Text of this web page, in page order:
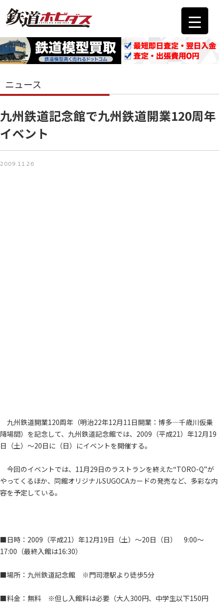
ニュース
九州鉄道記念館で九州鉄道開業120周年
イベント
2009.11.26
九州鉄道開業120周年（明治22年12月11日開業：博多―千歳川仮乗
降場間）を記念して、九州鉄道記念館では、2009（平成21）年12月19
日（土）～20日に（日）にイベントを開催する。
今回のイベントでは、11月29日のラストランを終えた“TORO-Q”が
やってくるほか、同館オリジナルSUGOCAカードの発売など、多彩な内
容を予定している。
■日時：2009（平成21）年12月19日（土）～20日（日） 9:00～
17:00（最終入館は16:30）
■場所：九州鉄道記念館 ※門司港駅より徒歩5分
■料金：無料 ※但し入館料は必要（大人300円、中学生以下150円